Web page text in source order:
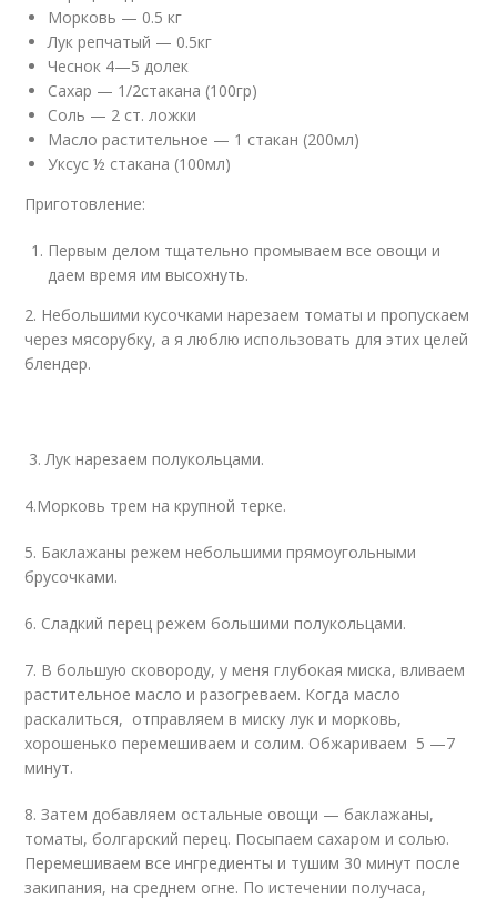
Морковь — 0.5 кг
Лук репчатый — 0.5кг
Чеснок 4—5 долек
Сахар — 1/2стакана (100гр)
Соль — 2 ст. ложки
Масло растительное — 1 стакан (200мл)
Уксус ½ стакана (100мл)
Приготовление:
Первым делом тщательно промываем все овощи и
даем время им высохнуть.
2. Небольшими кусочками нарезаем томаты и пропускаем
через мясорубку, а я люблю использовать для этих целей
блендер.
3. Лук нарезаем полукольцами.
4.Морковь трем на крупной терке.
5. Баклажаны режем небольшими прямоугольными
брусочками.
6. Сладкий перец режем большими полукольцами.
7. В большую сковороду, у меня глубокая миска, вливаем
растительное масло и разогреваем. Когда масло
раскалиться, отправляем в миску лук и морковь,
хорошенько перемешиваем и солим. Обжариваем 5 —7
минут.
8. Затем добавляем остальные овощи — баклажаны,
томаты, болгарский перец. Посыпаем сахаром и солью.
Перемешиваем все ингредиенты и тушим 30 минут после
закипания, на среднем огне. По истечении получаса,